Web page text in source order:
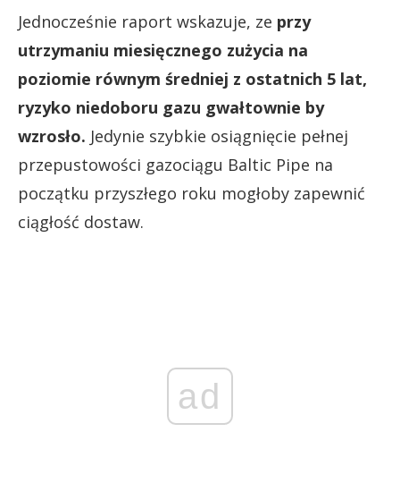
Jednocześnie raport wskazuje, ze przy
utrzymaniu miesięcznego zużycia na
poziomie równym średniej z ostatnich 5 lat,
ryzyko niedoboru gazu gwałtownie by
wzrosło. Jedynie szybkie osiągnięcie pełnej
przepustowości gazociągu Baltic Pipe na
początku przyszłego roku mogłoby zapewnić
ciągłość dostaw.
ad